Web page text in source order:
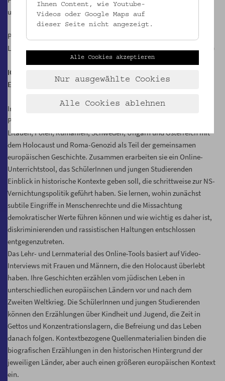
und Juden im Getto Litzmannstadt 1941-1944“ an.
Projektteam: Angelika Brechelmacher, Regina Wonisch
Laufzeit: 1.3.2017 bis 31.12.2018 (um Verlängerung wird angesucht)
ICTHE - International Comprehensive Tool for Holocaust
Education (ERASMUS+)
Im Rahmen des Projekts beschäftigen sich sieben
Partnerinstitutionen – NGOs, Universitäten und Museen – aus
Litauen, Polen, Rumänien, Schweden, Ungarn und Österreich mit
dem Holocaust und Roma-Genozid als Teil der gemeinsamen
europäischen Geschichte. Zusammen erarbeiten sie ein Online-
Unterrichtstool, das SchülerInnen und jungen Studierenden
Einblick in historische Kontexte geben soll, die schrittweise zur NS-
Vernichtungspolitik geführt haben. Sie lernen, wohin zunächst
subtile Eingriffe in Menschenrechte und die Missachtung
demokratischer Werte führen können und wie wichtig es daher ist,
diskriminierenden und rassistischen Haltungen entschlossen
entgegenzutreten.
Das Lehr- und Lernmaterial des Online-Tools basiert auf Video-
Interviews mit Frauen und Männern, die den Holocaust überlebt
haben. Ihre Geschichten erzählen vom jüdischen Leben in
unterschiedlichen europäischen Ländern vor und nach dem
Zweiten Weltkrieg. Die SchülerInnen und jungen Studierenden
können den Erzählungen über Kindheit und Jugend, die Zeit in
Gettos und Konzentrationslagern, die Befreiung und das Leben
danach folgen. Kontextbezogene Quellenmaterialien binden die
biografischen Erzählungen in den historischen Hintergrund der
jeweiligen Länder, aber auch einen größeren europäischen Kontext
ein.
Ihnen Content, wie Youtube-
Videos oder Google Maps auf
dieser Seite nicht angezeigt.
Alle Cookies akzeptieren
Nur ausgewählte Cookies
Alle Cookies ablehnen